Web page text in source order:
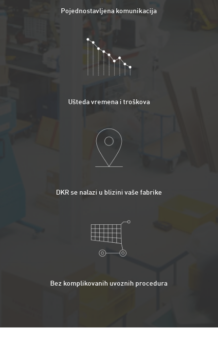
Pojednostavljena komunikacija
Ušteda vremena i troškova
DKR se nalazi u blizini vaše fabrike
Bez komplikovanih uvoznih procedura